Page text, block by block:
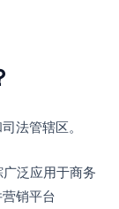
法管辖区。
广泛应用于商务
销平台